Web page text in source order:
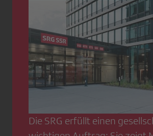
Die SRG erfüllt einen